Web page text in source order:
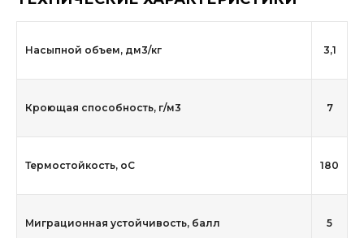
Насыпной объем, дм3/кг 3,1
Кроющая способность, г/м3 7
Термостойкость, оС 180
Миграционная устойчивость, балл 5